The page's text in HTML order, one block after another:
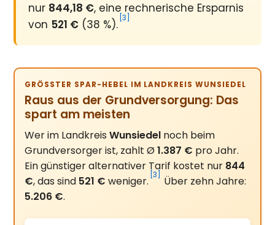
nur 844,18 €, eine rechnerische Ersparnis
von 521 € (38 %). [3]
GRÖSSTER SPAR-HEBEL IM LANDKREIS WUNSIEDEL
Raus aus der Grundversorgung: Das
spart am meisten
Wer im LandkreisWunsiedel noch beim
Grundversorger ist, zahlt Ø1.387 € pro Jahr.
Ein günstiger alternativer Tarif kostet nur 844
€, das sind 521 € weniger. [3]
Über zehn Jahre:
5.206 €.